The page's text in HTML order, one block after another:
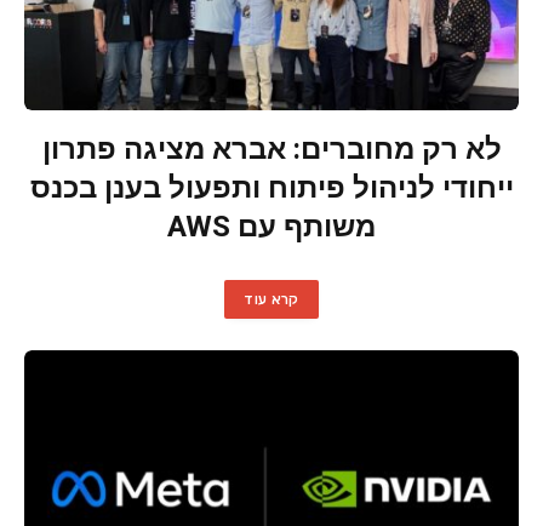
לא רק מחוברים: אברא מציגה פתרון
ייחודי לניהול פיתוח ותפעול בענן בכנס
משותף עם AWS
קרא עוד